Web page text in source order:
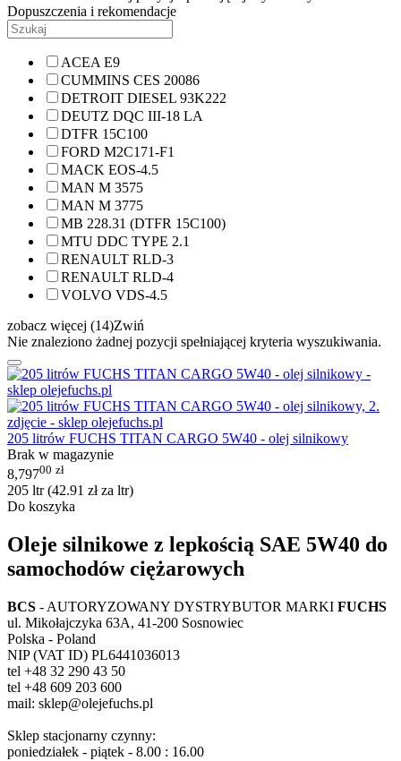
Dopuszczenia i rekomendacje
ACEA E9
CUMMINS CES 20086
DETROIT DIESEL 93K222
DEUTZ DQC III-18 LA
DTFR 15C100
FORD M2C171-F1
MACK EOS-4.5
MAN M 3575
MAN M 3775
MB 228.31 (DTFR 15C100)
MTU DDC TYPE 2.1
RENAULT RLD-3
RENAULT RLD-4
VOLVO VDS-4.5
zobacz więcej (14)Zwiń
Nie znaleziono żadnej pozycji spełniającej kryteria wyszukiwania.
205 litrów FUCHS TITAN CARGO 5W40 - olej silnikowy
Brak w magazynie
8,79700 zł
205 ltr (42.91 złza ltr)
Do koszyka
Oleje silnikowe z lepkością SAE 5W40 do
samochodów ciężarowych
BCS - AUTORYZOWANY DYSTRYBUTOR MARKI FUCHS
ul. Mikołajczyka 63A, 41-200 Sosnowiec
Polska - Poland
NIP (VAT ID) PL6441036013
tel +48 32 290 43 50
tel +48 609 203 600
mail: sklep@olejefuchs.pl
Sklep stacjonarny czynny:
poniedziałek - piątek - 8.00 : 16.00